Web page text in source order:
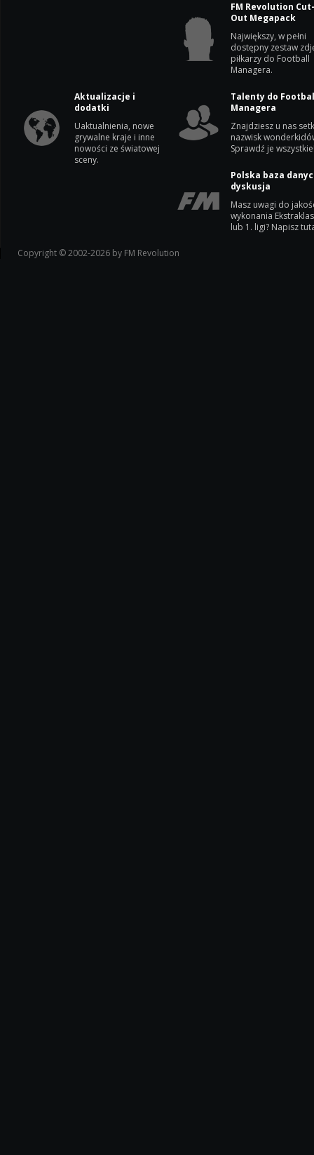
FM Revolution
Out Megapack
Największy, w pełni
dostępny zestaw
piłkarzy do Football
Managera.
Aktualizacje i
dodatki
Uaktualnienia, nowe
grywalne kraje i inne
nowości ze światowej
sceny.
Talenty do
Managera
Znajdziesz u nas
nazwisk
Sprawdź je
Polska baza
dyskusja
Masz uwagi do
wykonania
lub 1. ligi? Napisz
Copyright © 2002-2026 by FM Revolution